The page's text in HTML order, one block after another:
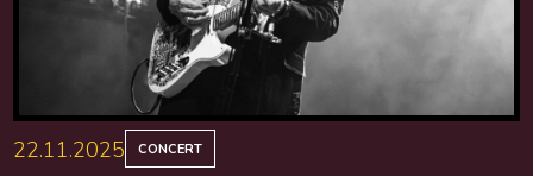
22.11.2025 CONCERT